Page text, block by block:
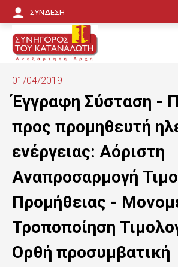
ΣΥΝΔΕΣΗ
01/04/2019
Έγγραφη Σύσταση -
προς προμηθευτή
ενέργειας: Αόριστη
Αναπροσαρμογή
Προμήθειας -
Τροποποίηση
Ορθή προσυμβατική